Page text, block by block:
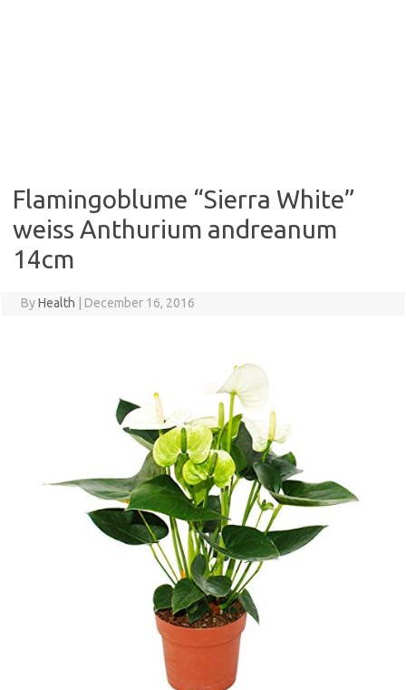
Flamingoblume “Sierra White”
weiss Anthurium andreanum
14cm
ByHealth December 16, 2016